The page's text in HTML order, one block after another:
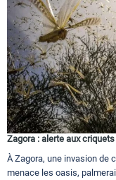
Zagora : alerte aux
À Zagora, une invasion de
menace les oasis,